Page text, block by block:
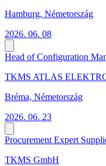
Hamburg, Németország
2026. 06. 08
Head of Configuration
TKMS ATLAS
Bréma, Németország
2026. 06. 23
Procurement Expert
TKMS GmbH